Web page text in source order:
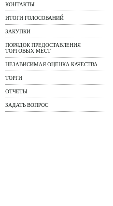
КОНТАКТЫ
ИТОГИ ГОЛОСОВАНИЙ
ЗАКУПКИ
ПОРЯДОК ПРЕДОСТАВЛЕНИЯ
ТОРГОВЫХ МЕСТ
НЕЗАВИСИМАЯ ОЦЕНКА КАЧЕСТВА
ТОРГИ
ОТЧЕТЫ
ЗАДАТЬ ВОПРОС